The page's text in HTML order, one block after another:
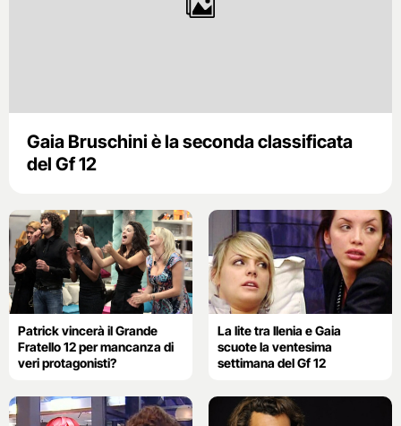
Gaia Bruschini è la seconda classificata
del Gf 12
Patrick vincerà il Grande
Fratello 12 per mancanza di
veri protagonisti?
La lite tra Ilenia e Gaia
scuote la ventesima
settimana del Gf 12